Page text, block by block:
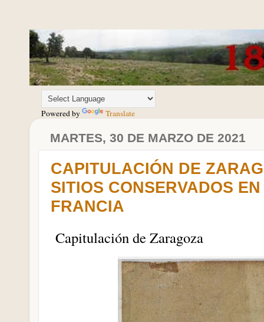
Powered by Translate
MARTES, 30 DE MARZO DE 2021
CAPITULACIÓN DE
SITIOS CONSERVADOS
FRANCIA
Capitulación de Zaragoza